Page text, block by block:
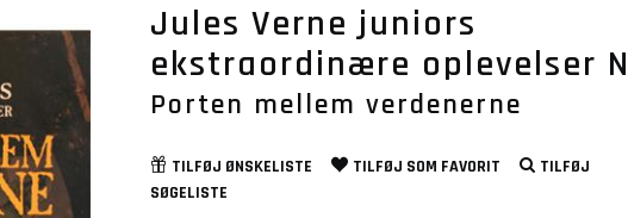
Jules Verne juniors
ekstraordinære oplevelser
Porten mellem verdenerne
TILFØJ ØNSKELISTE TILFØJ SOM FAVORIT
TILFØJ
SØGELISTE